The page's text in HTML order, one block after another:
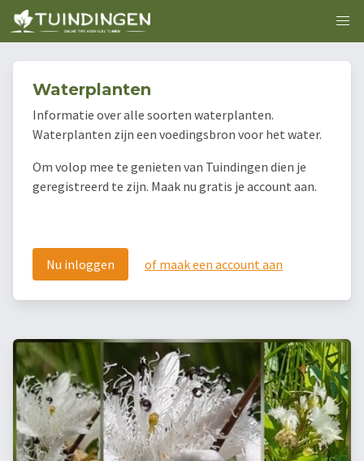
Waterplanten
Informatie over alle soorten waterplanten.
Waterplanten zijn een voedingsbron voor het water.
Om volop mee te genieten van Tuindingen dien je
geregistreerd te zijn. Maak nu gratis je account aan.
Nu inloggen of maak een account aan